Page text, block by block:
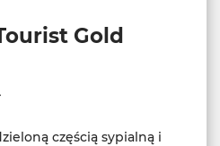
Gold
częścią sypialną i